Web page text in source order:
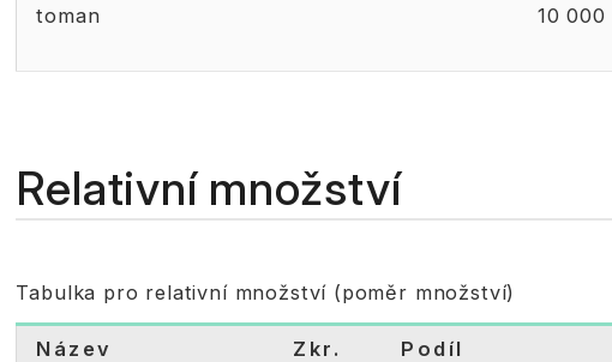
toman 10 000
Relativní množství
Tabulka pro relativní množství (poměr množství)
Název Zkr. Podíl